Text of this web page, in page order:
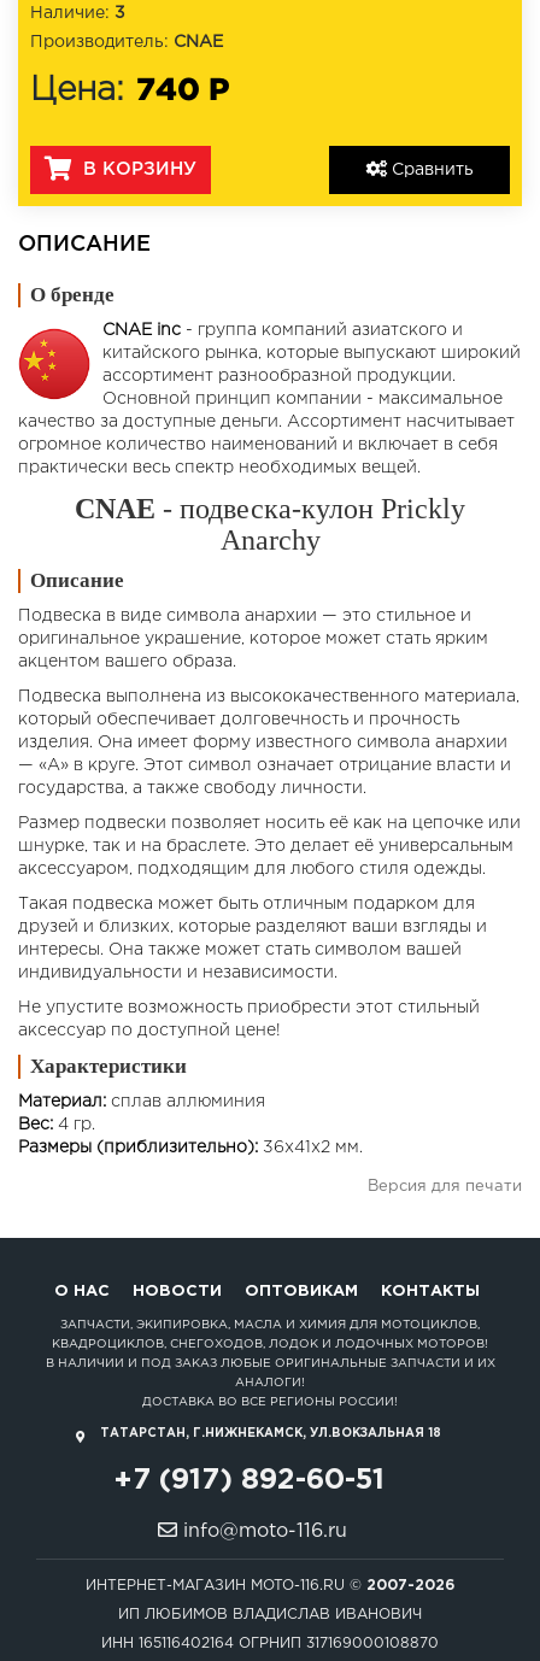
Сравнить
Наличие: 3
Производитель: CNAE
Цена: 740 Р
В КОРЗИНУ
ОПИСАНИЕ
О бренде
CNAE inc - группа компаний азиатского и
китайского рынка, которые выпускают широкий
ассортимент разнообразной продукции.
Основной принцип компании - максимальное
качество за доступные деньги. Ассортимент насчитывает
огромное количество наименований и включает в себя
практически весь спектр необходимых вещей.
CNAE - подвеска-кулон Prickly
Anarchy
Описание
Подвеска в виде символа анархии — это стильное и
оригинальное украшение, которое может стать ярким
акцентом вашего образа.
Подвеска выполнена из высококачественного материала,
который обеспечивает долговечность и прочность
изделия. Она имеет форму известного символа анархии
— «А» в круге. Этот символ означает отрицание власти и
государства, а также свободу личности.
Размер подвески позволяет носить её как на цепочке или
шнурке, так и на браслете. Это делает её универсальным
аксессуаром, подходящим для любого стиля одежды.
Такая подвеска может быть отличным подарком для
друзей и близких, которые разделяют ваши взгляды и
интересы. Она также может стать символом вашей
индивидуальности и независимости.
Не упустите возможность приобрести этот стильный
аксессуар по доступной цене!
Характеристики
Материал: сплав аллюминия
Вес: 4 гр.
Размеры (приблизительно): 36x41x2 мм.
Версия для печати
О НАС НОВОСТИ ОПТОВИКАМ КОНТАКТЫ
ЗАПЧАСТИ, ЭКИПИРОВКА, МАСЛА И ХИМИЯ ДЛЯ МОТОЦИКЛОВ,
КВАДРОЦИКЛОВ, СНЕГОХОДОВ, ЛОДОК И ЛОДОЧНЫХ МОТОРОВ!
В НАЛИЧИИ И ПОД ЗАКАЗ ЛЮБЫЕ ОРИГИНАЛЬНЫЕ ЗАПЧАСТИ И ИХ
АНАЛОГИ!
ДОСТАВКА ВО ВСЕ РЕГИОНЫ РОССИИ!
ТАТАРСТАН, Г.НИЖНЕКАМСК, УЛ.ВОКЗАЛЬНАЯ 18
+7 (917) 892-60-51
info@moto-116.ru
ИНТЕРНЕТ-МАГАЗИН MOTO-116.RU © 2007-2026
ИП ЛЮБИМОВ ВЛАДИСЛАВ ИВАНОВИЧ
ИНН 165116402164 ОГРНИП 317169000108870